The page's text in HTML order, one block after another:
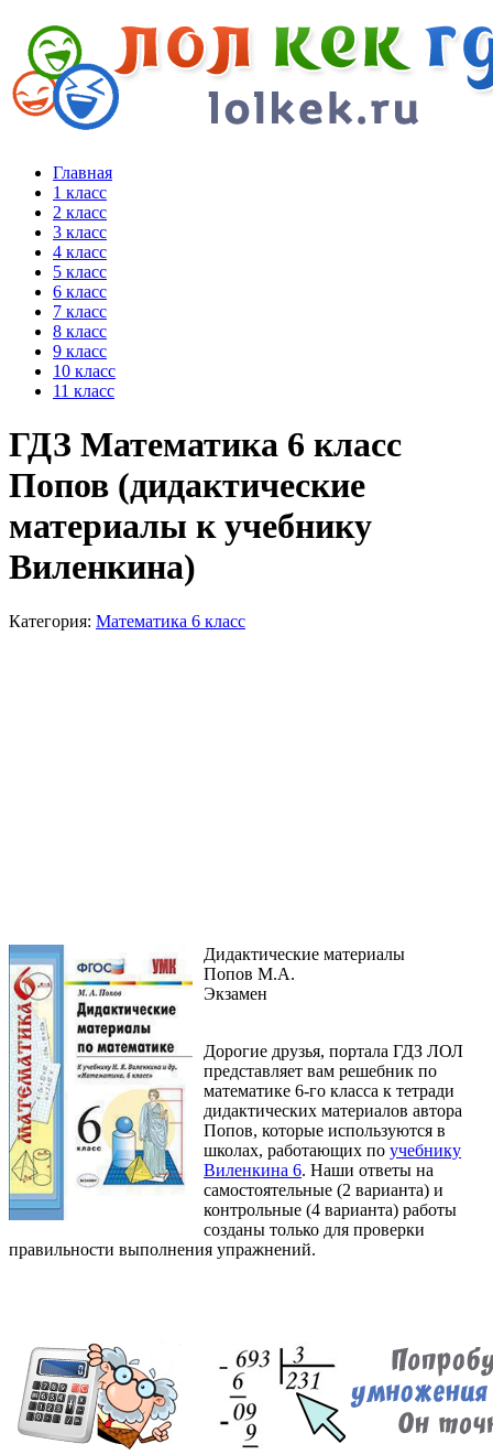
Главная
1 класс
2 класс
3 класс
4 класс
5 класс
6 класс
7 класс
8 класс
9 класс
10 класс
11 класс
ГДЗ Математика 6 класс
Попов (дидактические
материалы к учебнику
Виленкина)
Категория: Математика 6 класс
Дидактические материалы
Попов М.А.
Экзамен
Дорогие друзья, портала ГДЗ ЛОЛ
представляет вам решебник по
математике 6-го класса к тетради
дидактических материалов автора
Попов, которые используются в
школах, работающих по учебнику
Виленкина 6. Наши ответы на
самостоятельные (2 варианта) и
контрольные (4 варианта) работы
созданы только для проверки
правильности выполнения упражнений.